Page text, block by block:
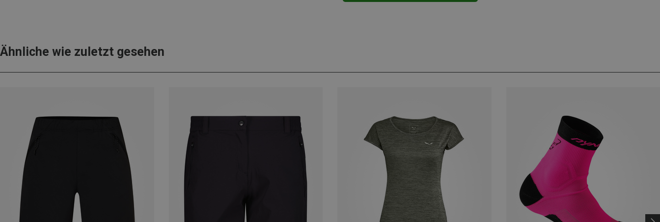
Ähnliche wie zuletzt gesehen